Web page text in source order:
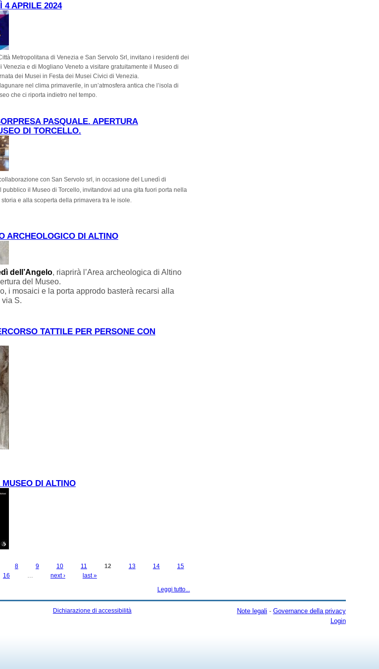
4 APRILE 2024
Metropolitana di Venezia e San Servolo Srl, invitano i residenti dei
e di Mogliano Veneto a visitare gratuitamente il Museo di
dei Musei in Festa dei Musei Civici di Venezia.
nel clima primaverile, in un’atmosfera antica che l’isola di
che ci riporta indietro nel tempo.
PASQUALE. APERTURA
DI TORCELLO.
con San Servolo srl, in occasione del Lunedì di
pubblico il Museo di Torcello, invitandovi ad una gita fuori porta nella
e alla scoperta della primavera tra le isole.
ARCHEOLOGICO DI ALTINO
dell’Angelo, riaprirà l’Area archeologica di Altino
del Museo.
i mosaici e la porta approdo basterà recarsi alla
via S.
TATTILE PER PERSONE CON
DI ALTINO
8 9 10 11 12 13 14
15
16
… next ›
last »
Leggi tutto...
Dichiarazione di accessibilità Note legali - Governance della privacy
Login